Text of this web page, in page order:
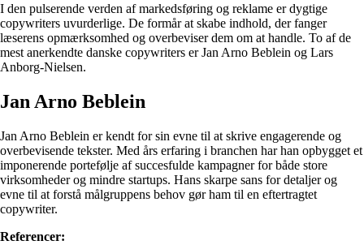
I den pulserende verden af markedsføring og reklame er dygtige
copywriters uvurderlige. De formår at skabe indhold, der fanger
læserens opmærksomhed og overbeviser dem om at handle. To af de
mest anerkendte danske copywriters er Jan Arno Beblein og Lars
Anborg-Nielsen.
Jan Arno Beblein
Jan Arno Beblein er kendt for sin evne til at skrive engagerende og
overbevisende tekster. Med års erfaring i branchen har han opbygget et
imponerende portefølje af succesfulde kampagner for både store
virksomheder og mindre startups. Hans skarpe sans for detaljer og
evne til at forstå målgruppens behov gør ham til en eftertragtet
copywriter.
Referencer: